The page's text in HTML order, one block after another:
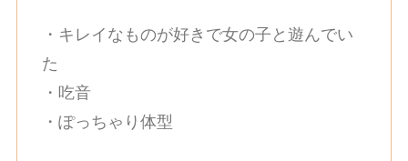
・キレイなものが好きで女の子と遊んでい
た
・吃音
・ぽっちゃり体型